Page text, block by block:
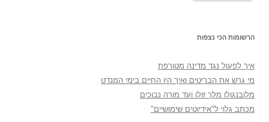
הרשומות הכי נצפות
איך לפעול נגד מדינה מטורפת
מי גרש את הבריטים ואיך היו החיים בימי המנדט
מלובנגולו מלך זולו ועד מורה נבוכים
מכתב גלוי ל"אידיוטים שימושיים"